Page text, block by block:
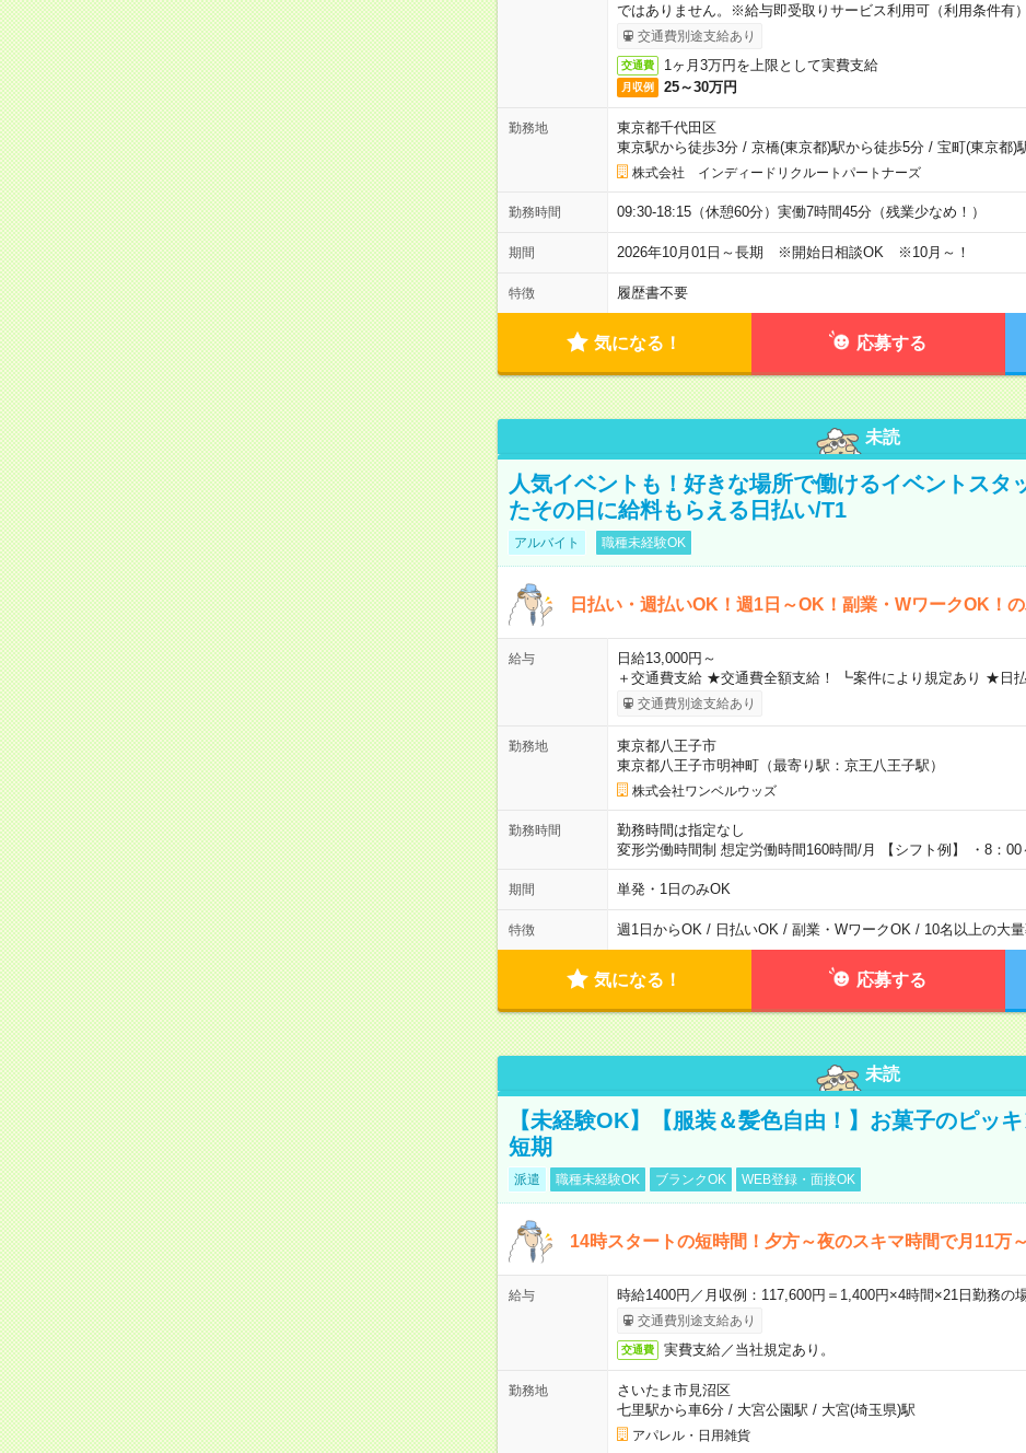
ではありません。※給与即受取りサービス利用可（利用条件有）
交通費別途支給あり
交通費 1ヶ月3万円を上限として実費支給
月収例 25～30万円
勤務地
東京都千代田区
東京駅から徒歩3分/ 京橋(東京都)駅から徒歩5分/ 宝町(東京都)
株式会社 インディードリクルートパートナーズ
勤務時間 09:30-18:15（休憩60分）実働7時間45分（残業少なめ！）
期間 2026年10月01日～長期 ※開始日相談OK ※10月～！
特徴 履歴書不要
気になる！ 応募する
未読
人気イベントも！好きな場所で働けるイベントス
たその日に給料もらえる日払い/T1
アルバイト 職種未経験OK
日払い・週払いOK！週1日～OK！副業・WワークOK！
給与
日給13,000円～
＋交通費支給 ★交通費全額支給！ ┗案件により規定あり ★日
交通費別途支給あり
勤務地
東京都八王子市
東京都八王子市明神町（最寄り駅：京王八王子駅）
株式会社ワンベルウッズ
勤務時間
勤務時間は指定なし
変形労働時間制 想定労働時間160時間/月 【シフト例】 ・8：00
期間 単発・1日のみOK
特徴 週1日からOK / 日払いOK / 副業・WワークOK / 10名以上の大
気になる！ 応募する
未読
【未経験OK】【服装＆髪色自由！】お菓子のピッ
短期
派遣 職種未経験OK ブランクOK WEB登録・面接OK
14時スタートの短時間！夕方～夜のスキマ時間で月11万
給与 時給1400円／月収例：117,600円＝1,400円×4時間×21日勤務の
交通費別途支給あり
交通費 実費支給／当社規定あり。
勤務地
さいたま市見沼区
七里駅から車6分/ 大宮公園駅 / 大宮(埼玉県)駅
アパレル・日用雑貨